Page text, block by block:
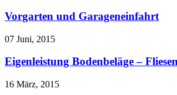
Vorgarten und Garageneinfahrt
07 Juni, 2015
Eigenleistung Bodenbeläge –
16 März, 2015